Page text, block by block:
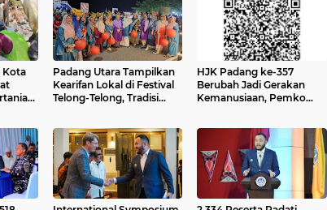
Kota
Padang Utara Tampilkan
Kearifan Lokal di Festival
Telong-Telong, Tradisi
Ribuan Pengunjung
HJK Padang ke-357
Berubah Jadi Gerakan
Kemanusiaan, Pemko
untuk Bantu Korban
Banjir